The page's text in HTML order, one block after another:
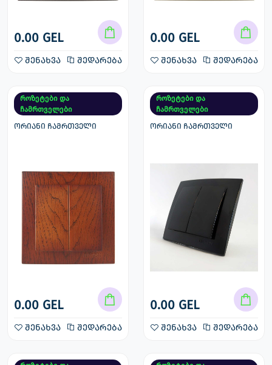
0.00 GEL
შენახვა შედარება
0.00 GEL
შენახვა შედარება
როზეტები და
ჩამრთველები
ორიანი ჩამრთველი
0.00 GEL
შენახვა შედარება
როზეტები და
ჩამრთველები
ორიანი ჩამრთველი
0.00 GEL
შენახვა შედარება